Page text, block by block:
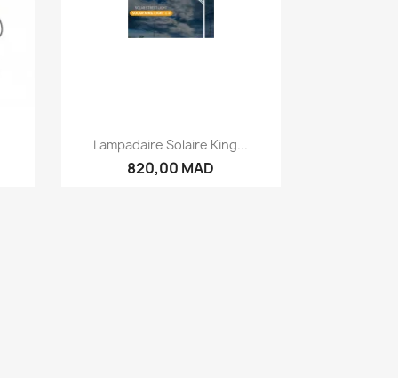
Aperçu rapide
Lampadaire Solaire King...
820,00 MAD